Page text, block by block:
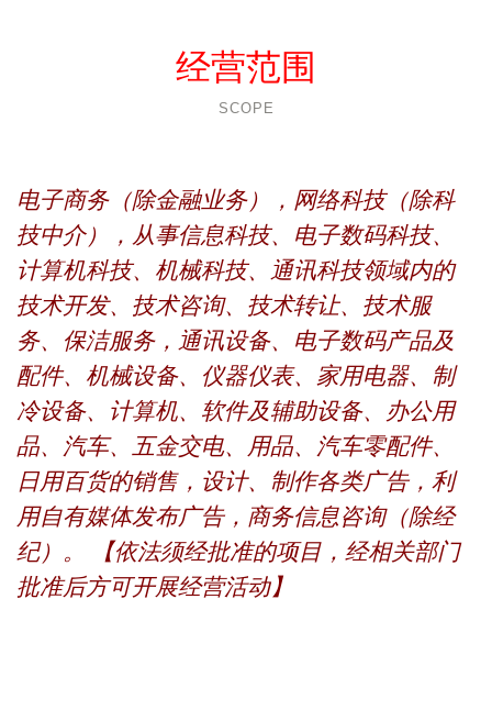
经营范围
SCOPE
电子商务（除金融业务），网络科技（除科
技中介），从事信息科技、电子数码科技、
计算机科技、机械科技、通讯科技领域内的
技术开发、技术咨询、技术转让、技术服
务、保洁服务，通讯设备、电子数码产品及
配件、机械设备、仪器仪表、家用电器、制
冷设备、计算机、软件及辅助设备、办公用
品、汽车、五金交电、用品、汽车零配件、
日用百货的销售，设计、制作各类广告，利
用自有媒体发布广告，商务信息咨询（除经
纪）。 【依法须经批准的项目，经相关部门
批准后方可开展经营活动】